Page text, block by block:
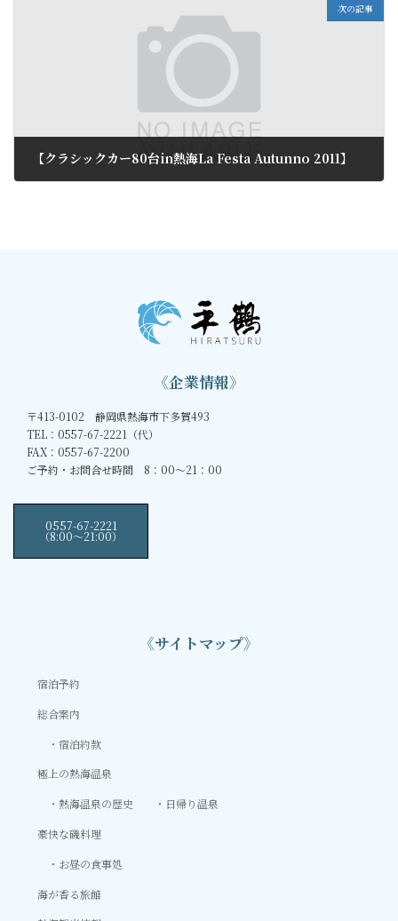
次の記事
【クラシックカー80台in熱海La Festa Autunno 2011】
《企業情報》
〒413-0102 静岡県熱海市下多賀493
TEL：0557-67-2221（代）
FAX：0557-67-2200
ご予約・お問合せ時間 8：00～21：00
0557-67-2221
（8:00〜21:00）
《サイトマップ》
宿泊予約
総合案内
宿泊約款
極上の熱海温泉
熱海温泉の歴史
日帰り温泉
豪快な磯料理
お昼の食事処
海が香る旅館